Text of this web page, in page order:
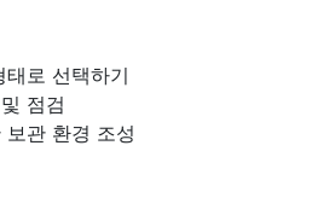
로 선택하기
점검
관 환경 조성